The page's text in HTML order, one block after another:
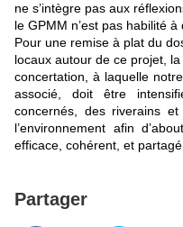
ne s’intègre pas aux
le GPMM n’est pas habilité
Pour une remise à plat du
locaux autour de ce projet, la
concertation, à laquelle
associé, doit être
concernés, des riverains
l’environnement afin
efficace, cohérent, et partagé.
Partager